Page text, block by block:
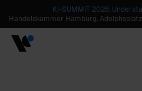
KI-SUMMIT 2026.
Handelskammer Hamburg,